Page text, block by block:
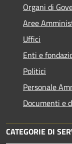
Organi di
Aree
Uffici
Enti e
Politici
Personale
Documenti e
CATEGORIE DI